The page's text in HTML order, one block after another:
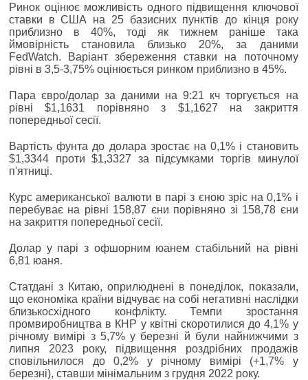
Ринок оцінює можливість одного підвищення ключової
ставки в США на 25 базисних пунктів до кінця року
приблизно в 40%, тоді як тижнем раніше така
ймовірність становила близько 20%, за даними
FedWatch. Варіант збереження ставки на поточному
рівні в 3,5-3,75% оцінюється ринком приблизно в 45%.
Пара євро/долар за даними на 9:21 кч торгується на
рівні $1,1631 порівняно з $1,1627 на закриття
попередньої сесії.
Вартість фунта до долара зростає на 0,1% і становить
$1,3344 проти $1,3327 за підсумками торгів минулої
п'ятниці.
Курс американської валюти в парі з єною зріс на 0,1% і
перебуває на рівні 158,87 єни порівняно зі 158,78 єни
на закриття попередньої сесії.
Долар у парі з офшорним юанем стабільний на рівні
6,81 юаня.
Статдані з Китаю, оприлюднені в понеділок, показали,
що економіка країни відчуває на собі негативні наслідки
близькосхідного конфлікту. Темпи зростання
промвиробництва в КНР у квітні скоротилися до 4,1% у
річному вимірі з 5,7% у березні й були найнижчими з
липня 2023 року, підвищення роздрібних продажів
сповільнилося до 0,2% у річному вимірі (+1,7% у
березні), ставши мінімальним з грудня 2022 року.